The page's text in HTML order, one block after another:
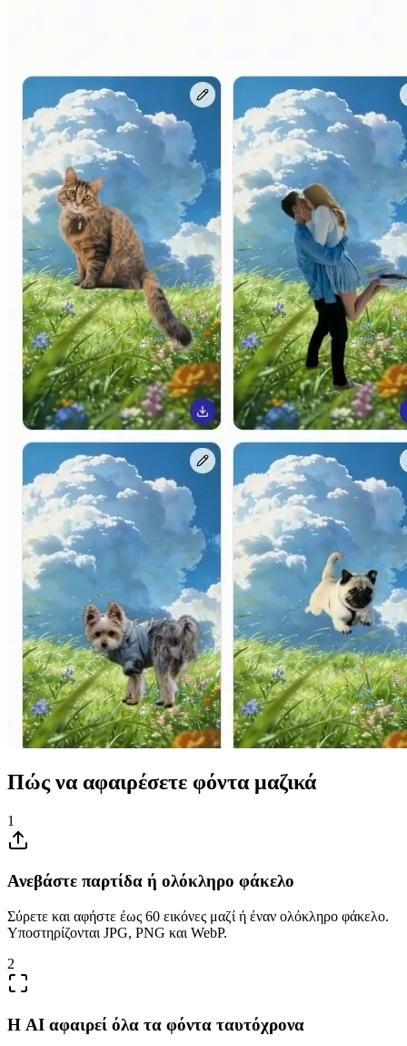
Πώς να αφαιρέσετε φόντα μαζικά
1
Ανεβάστε παρτίδα ή ολόκληρο φάκελο
Σύρετε και αφήστε έως 60 εικόνες μαζί ή έναν ολόκληρο φάκελο.
Υποστηρίζονται JPG, PNG και WebP.
2
Η AI αφαιρεί όλα τα φόντα ταυτόχρονα